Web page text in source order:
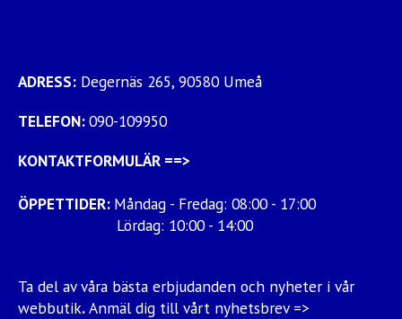
ADRESS: Degernäs 265, 90580 Umeå
TELEFON:090-109950
KONTAKTFORMULÄR ==>
ÖPPETTIDER: Måndag - Fredag: 08:00 - 17:00
Lördag: 10:00 - 14:00
Ta del av våra bästa erbjudanden och nyheter i vår
webbutik.Anmäl dig till vårt nyhetsbrev =>